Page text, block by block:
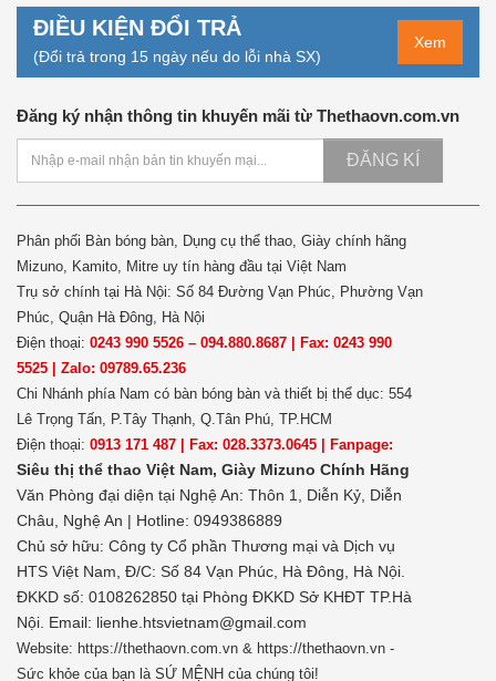
ĐIỀU KIỆN ĐỔI TRẢ
(Đổi trả trong 15 ngày nếu do lỗi nhà SX)
Xem
Đăng ký nhận thông tin khuyến mãi từ Thethaovn.com.vn
ĐĂNG KÍ
Phân phối Bàn bóng bàn, Dụng cụ thể thao, Giày chính hãng
Mizuno, Kamito, Mitre uy tín hàng đầu tại Việt Nam
Trụ sở chính tại Hà Nội: Số 84 Đường Vạn Phúc, Phường Vạn
Phúc, Quận Hà Đông, Hà Nội
Điện thoại: 0243 990 5526 – 094.880.8687 | Fax: 0243 990
5525 | Zalo: 09789.65.236
Chi Nhánh phía Nam có bàn bóng bàn và thiết bị thể dục: 554
Lê Trọng Tấn, P.Tây Thạnh, Q.Tân Phú, TP.HCM
Điện thoại: 0913 171 487 | Fax: 028.3373.0645 | Fanpage:
Siêu thị thể thao Việt Nam, Giày Mizuno Chính Hãng
Văn Phòng đại diện tại Nghệ An: Thôn 1, Diễn Kỷ, Diễn
Châu, Nghệ An | Hotline: 0949386889
Chủ sở hữu: Công ty Cổ phần Thương mại và Dịch vụ
HTS Việt Nam, Đ/C: Số 84 Vạn Phúc, Hà Đông, Hà Nội.
ĐKKD số: 0108262850 tại Phòng ĐKKD Sở KHĐT TP.Hà
Nội. Email: lienhe.htsvietnam@gmail.com
Website: https://thethaovn.com.vn & https://thethaovn.vn -
Sức khỏe của bạn là SỨ MỆNH của chúng tôi!